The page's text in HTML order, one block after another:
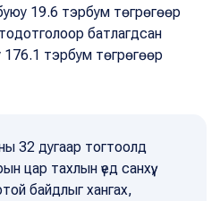
19.6 тэрбум төгрөгөөр
батлагдсан
тэрбум төгрөгөөр
32 дугаар тогтоолд
цар тахлын үед санхүү,
байдлыг хангах,